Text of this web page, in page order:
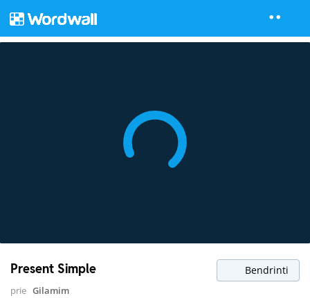
Present Simple Bendrinti
prie Gilamim